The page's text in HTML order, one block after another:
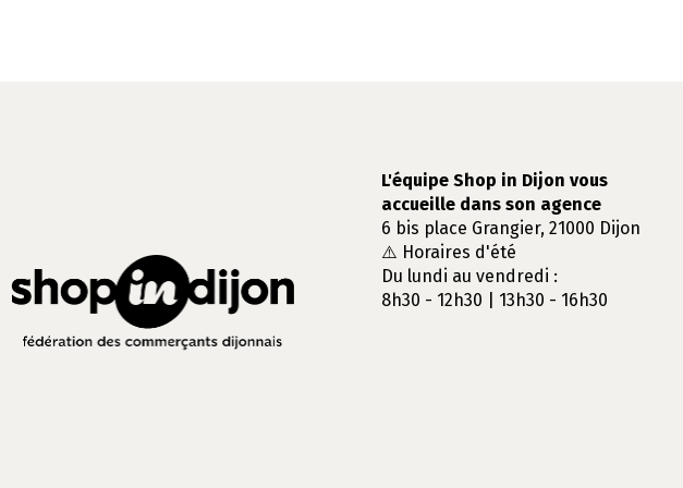
L'équipe Shop in Dijon vous
accueille dans son agence
6 bis place Grangier, 21000 Dijon
⚠️ Horaires d'été
Du lundi au vendredi :
8h30 - 12h30 | 13h30 - 16h30